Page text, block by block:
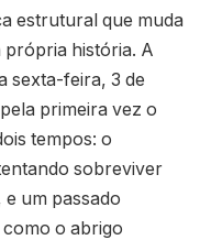
estrutural que muda
própria história. A
sexta-feira, 3 de
primeira vez o
tempos: o
sobreviver
um passado
o abrigo